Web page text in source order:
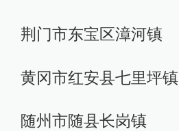
荆门市东宝区漳河镇
黄冈市红安县七里坪镇
随州市随县长岗镇